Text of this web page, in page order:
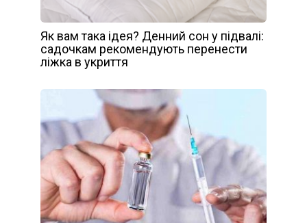
Як вам така ідея? Денний сон у підвалі:
садочкам рекомендують перенести
ліжка в укриття